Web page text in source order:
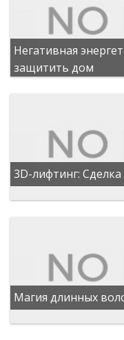
Негативная
защитить дом
3D-лифтинг:
Магия длинных